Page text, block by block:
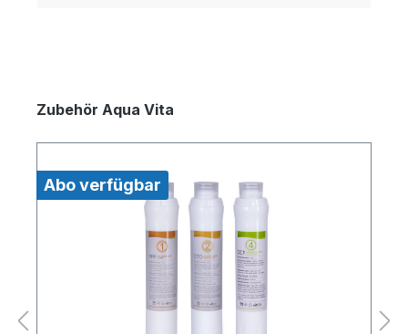
Zubehör Aqua Vita
Abo verfügbar